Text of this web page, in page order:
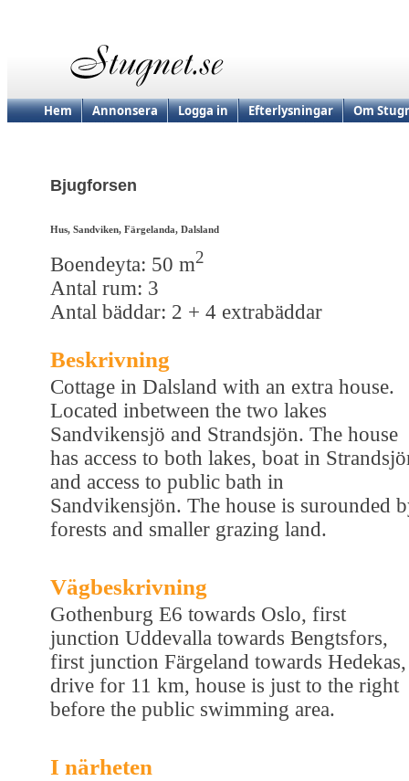
Hem Annonsera Logga in Efterlysningar Om
Bjugforsen
Hus, Sandviken, Färgelanda, Dalsland
Boendeyta: 50 m2
Antal rum: 3
Antal bäddar: 2 + 4 extrabäddar
Beskrivning
Cottage in Dalsland with an extra house.
Located inbetween the two lakes
Sandvikensjö and Strandsjön. The house
has access to both lakes, boat in
and access to public bath in
Sandvikensjön. The house is surounded
forests and smaller grazing land.
Vägbeskrivning
Gothenburg E6 towards Oslo, first
junction Uddevalla towards Bengtsfors,
first junction Färgeland towards Hedekas,
drive for 11 km, house is just to the right
before the public swimming area.
I närheten